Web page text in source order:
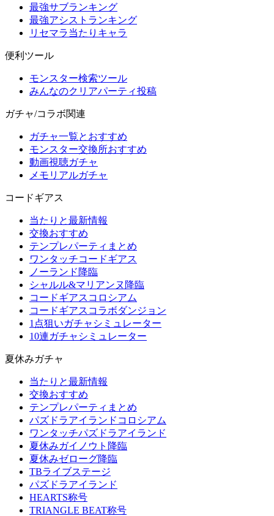
最強サブランキング
最強アシストランキング
リセマラ当たりキャラ
便利ツール
モンスター検索ツール
みんなのクリアパーティ投稿
ガチャ/コラボ関連
ガチャ一覧とおすすめ
モンスター交換所おすすめ
動画視聴ガチャ
メモリアルガチャ
コードギアス
当たりと最新情報
交換おすすめ
テンプレパーティまとめ
ワンタッチコードギアス
ノーランド降臨
シャルル&マリアンヌ降臨
コードギアスコロシアム
コードギアスコラボダンジョン
1点狙いガチャシミュレーター
10連ガチャシミュレーター
夏休みガチャ
当たりと最新情報
交換おすすめ
テンプレパーティまとめ
パズドラアイランドコロシアム
ワンタッチパズドラアイランド
夏休みガイノウト降臨
夏休みゼローグ降臨
TBライブステージ
パズドラアイランド
HEARTS称号
TRIANGLE BEAT称号